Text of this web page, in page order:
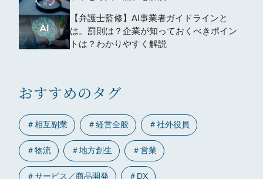
【弁護士監修】AI事業者ガイドラインと
は。罰則は？企業が知っておくべきポイン
トは？わかりやすく解説
おすすめのタグ
＃相互副業 ＃経営全般 ＃社外役員
＃物流 ＃地方創生 ＃営業
＃サービス／商品開発 ＃ DX